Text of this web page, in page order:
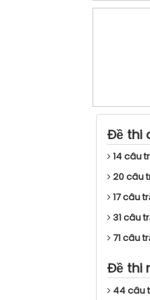
Đề thi
14 câu
20 câu
17 câu
31 câu
71 câu
Đề thi
44 câu